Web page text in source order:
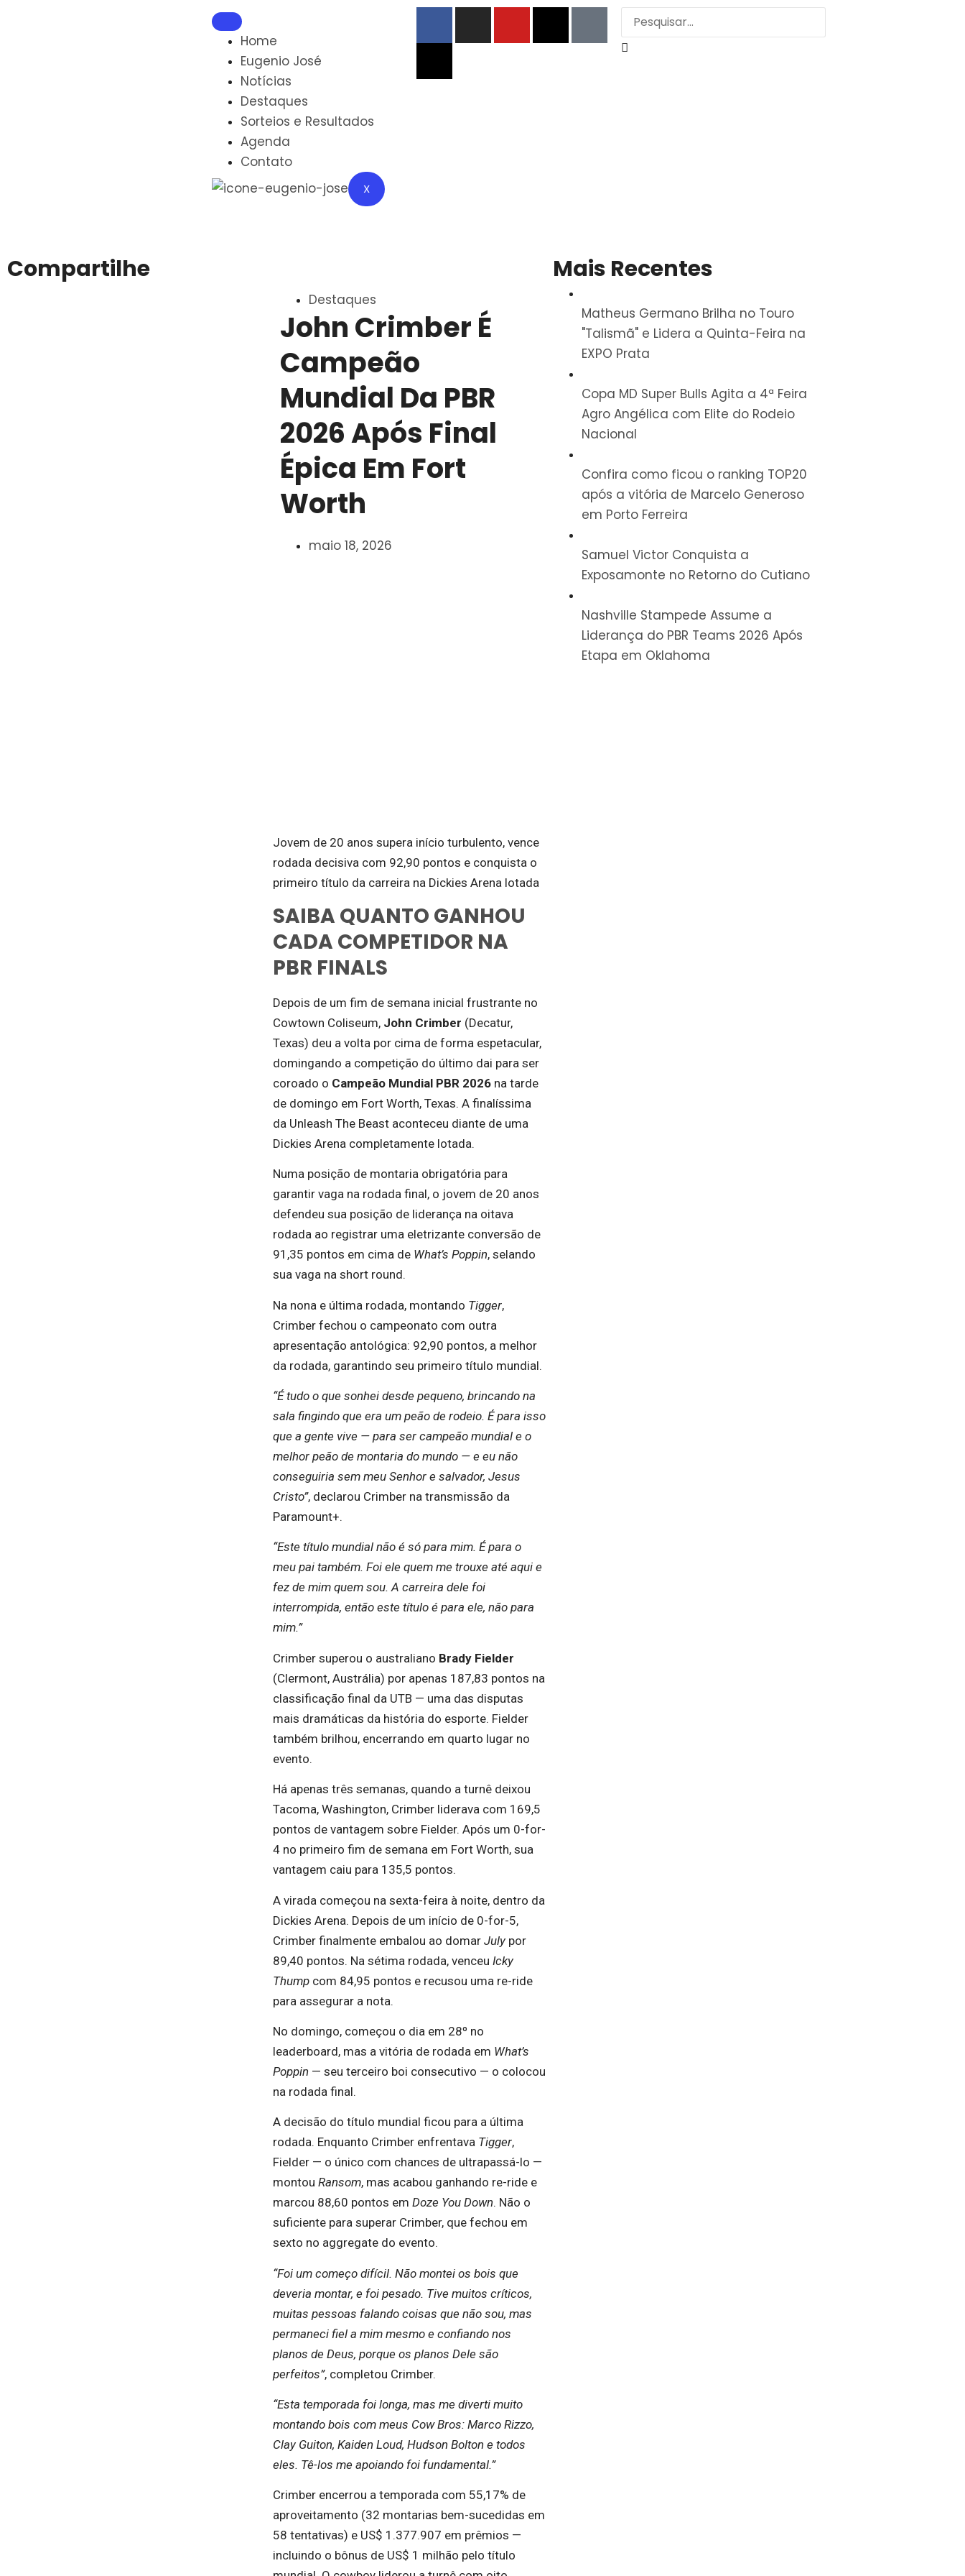
Home
Eugenio José
Notícias
Destaques
Sorteios e Resultados
Agenda
Contato
X
Compartilhe
Destaques
John Crimber É
Campeão
Mundial Da PBR
2026 Após Final
Épica Em Fort
Worth
maio 18, 2026
Jovem de 20 anos supera início turbulento, vence
rodada decisiva com 92,90 pontos e conquista o
primeiro título da carreira na Dickies Arena lotada
SAIBA QUANTO GANHOU
CADA COMPETIDOR NA
PBR FINALS
Depois de um fim de semana inicial frustrante no
Cowtown Coliseum, John Crimber (Decatur,
Texas) deu a volta por cima de forma espetacular,
domingando a competição do último dai para ser
coroado o Campeão Mundial PBR 2026na tarde
de domingo em Fort Worth, Texas. A finalíssima
da Unleash The Beast aconteceu diante de uma
Dickies Arena completamente lotada.
Numa posição de montaria obrigatória para
garantir vaga na rodada final, o jovem de 20 anos
defendeu sua posição de liderança na oitava
rodada ao registrar uma eletrizante conversão de
91,35 pontos em cima de What’s Poppin, selando
sua vaga na short round.
Na nona e última rodada, montando Tigger,
Crimber fechou o campeonato com outra
apresentação antológica: 92,90 pontos, a melhor
da rodada, garantindo seu primeiro título mundial.
“É tudo o que sonhei desde pequeno, brincando na
sala fingindo que era um peão de rodeio. É para isso
que a gente vive — para ser campeão mundial e o
melhor peão de montaria do mundo — e eu não
conseguiria sem meu Senhor e salvador, Jesus
Cristo”, declarou Crimber na transmissão da
Paramount+.
“Este título mundial não é só para mim. É para o
meu pai também. Foi ele quem me trouxe até aqui e
fez de mim quem sou. A carreira dele foi
interrompida, então este título é para ele, não para
mim.”
Crimber superou o australiano Brady Fielder
(Clermont, Austrália) por apenas 187,83 pontos na
classificação final da UTB — uma das disputas
mais dramáticas da história do esporte. Fielder
também brilhou, encerrando em quarto lugar no
evento.
Há apenas três semanas, quando a turnê deixou
Tacoma, Washington, Crimber liderava com 169,5
pontos de vantagem sobre Fielder. Após um 0-for-
4 no primeiro fim de semana em Fort Worth, sua
vantagem caiu para 135,5 pontos.
A virada começou na sexta-feira à noite, dentro da
Dickies Arena. Depois de um início de 0-for-5,
Crimber finalmente embalou ao domar Julypor
89,40 pontos. Na sétima rodada, venceu Icky
Thumpcom 84,95 pontos e recusou uma re-ride
para assegurar a nota.
No domingo, começou o dia em 28º no
leaderboard, mas a vitória de rodada em What’s
Poppin — seu terceiro boi consecutivo — o colocou
na rodada final.
A decisão do título mundial ficou para a última
rodada. Enquanto Crimber enfrentava Tigger,
Fielder — o único com chances de ultrapassá-lo —
montou Ransom, mas acabou ganhando re-ride e
marcou 88,60 pontos em Doze You Down. Não o
suficiente para superar Crimber, que fechou em
sexto no aggregate do evento.
“Foi um começo difícil. Não montei os bois que
deveria montar, e foi pesado. Tive muitos críticos,
muitas pessoas falando coisas que não sou, mas
permaneci fiel a mim mesmo e confiando nos
planos de Deus, porque os planos Dele são
perfeitos”, completou Crimber.
“Esta temporada foi longa, mas me diverti muito
montando bois com meus Cow Bros: Marco Rizzo,
Clay Guiton, Kaiden Loud, Hudson Bolton e todos
eles. Tê-los me apoiando foi fundamental.”
Crimber encerrou a temporada com 55,17% de
aproveitamento (32 montarias bem-sucedidas em
58 tentativas) e US$ 1.377.907 em prêmios —
incluindo o bônus de US$ 1 milhão pelo título
Mais Recentes
Matheus Germano Brilha no Touro
"Talismã" e Lidera a Quinta-Feira na
EXPO Prata
Copa MD Super Bulls Agita a 4ª Feira
Agro Angélica com Elite do Rodeio
Nacional
Confira como ficou o ranking TOP20
após a vitória de Marcelo Generoso
em Porto Ferreira
Samuel Victor Conquista a
Exposamonte no Retorno do Cutiano
Nashville Stampede Assume a
Liderança do PBR Teams 2026 Após
Etapa em Oklahoma